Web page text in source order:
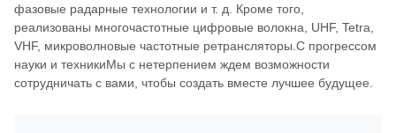
фазовые радарные технологии и т. д. Кроме того,
реализованы многочастотные цифровые волокна, UHF, Tetra,
VHF, микроволновые частотные ретрансляторы.С прогрессом
науки и техникиМы с нетерпением ждем возможности
сотрудничать с вами, чтобы создать вместе лучшее будущее.